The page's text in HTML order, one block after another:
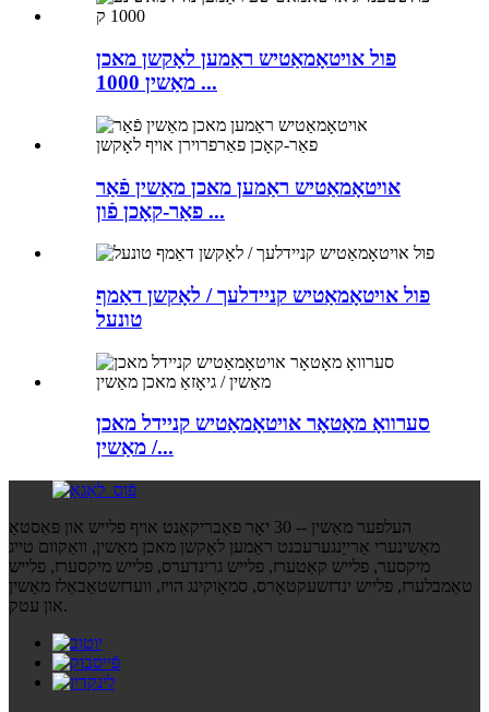
פול אויטאָמאַטיש ראַמען לאָקשן מאכן
מאַשין 1000 ...
אויטאָמאַטיש ראַמען מאכן מאַשין פֿאַר
פאַר-קאָכן פֿון ...
פול אויטאָמאַטיש קניידלעך / לאָקשן דאַמף
טונעל
סערוואָ מאָטאָר אויטאָמאַטיש קניידל מאכן
מאַשין /...
העלפער מאַשין -- 30 יאָר פאַבריקאַנט אויף פלייש און פּאַסטאַ
מאַשינערי אַרייַנגערעכנט ראַמען לאָקשן מאכן מאַשין, וואַקוום טייג
מיקסער, פלייש קאַטערז, פלייש גרינדערס, פלייש מיקסערז, פלייש
טאַמבלערז, פלייש ינדזשעקטאָרס, סמאָוקינג הויז, וועדזשטאַבאַלז מאַשין
און עטק.